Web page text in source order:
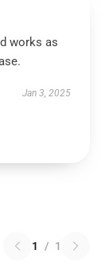
works as
Jan 3, 2025
1 / 1